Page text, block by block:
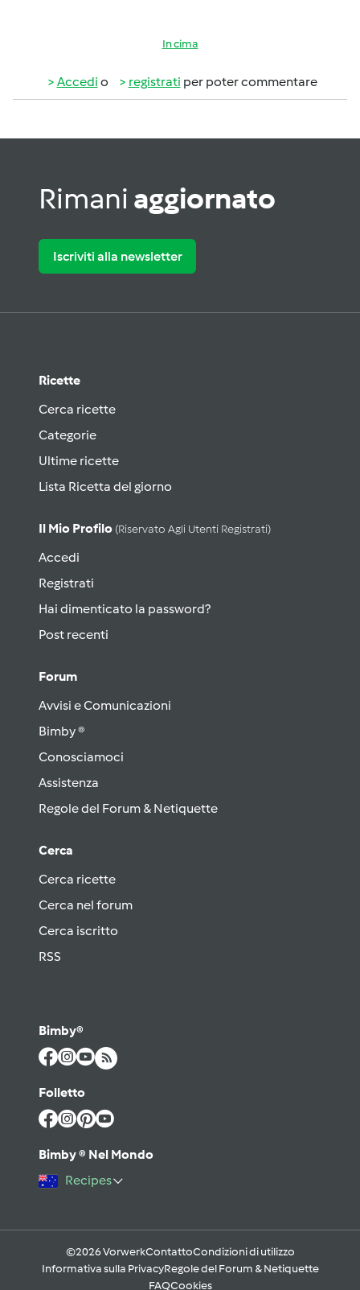
In cima
Accedi o registrati per poter commentare
Rimani aggiornato
Iscriviti alla newsletter
Ricette
Cerca ricette
Categorie
Ultime ricette
Lista Ricetta del giorno
Il Mio Profilo (riservato Agli Utenti Registrati)
Accedi
Registrati
Hai dimenticato la password?
Post recenti
Forum
Avvisi e Comunicazioni
Bimby ®
Conosciamoci
Assistenza
Regole del Forum & Netiquette
Cerca
Cerca ricette
Cerca nel forum
Cerca iscritto
RSS
Bimby®
Folletto
Bimby ® Nel Mondo
Recipes
©2026 VorwerkContattoCondizioni di utilizzo
Informativa sulla PrivacyRegole del Forum & Netiquette
FAQCookies